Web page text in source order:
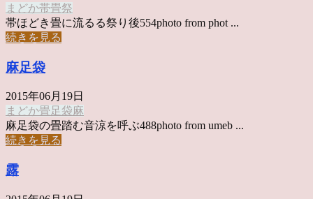
まどか帯畳祭
帯ほどき畳に流るる祭り後554photo from phot ...
続きを見る
麻足袋
2015年06月19日
まどか畳足袋麻
麻足袋の畳踏む音涼を呼ぶ488photo from umeb ...
続きを見る
露